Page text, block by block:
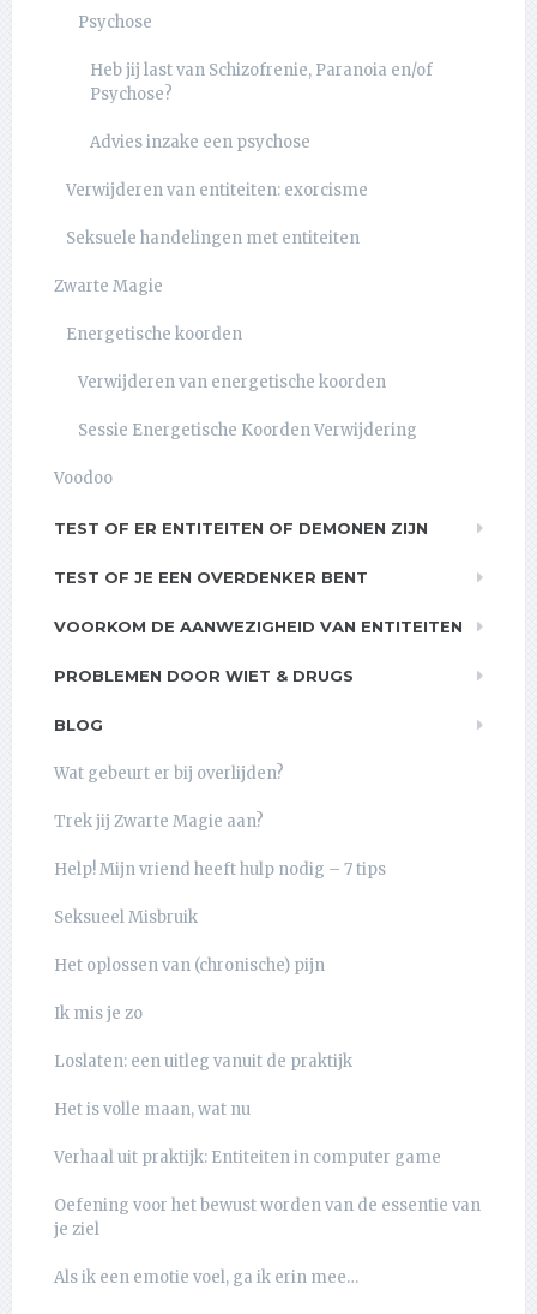
Psychose
Heb jij last van Schizofrenie, Paranoia en/of
Psychose?
Advies inzake een psychose
Verwijderen van entiteiten: exorcisme
Seksuele handelingen met entiteiten
Zwarte Magie
Energetische koorden
Verwijderen van energetische koorden
Sessie Energetische Koorden Verwijdering
Voodoo
TEST OF ER ENTITEITEN OF DEMONEN ZIJN
TEST OF JE EEN OVERDENKER BENT
VOORKOM DE AANWEZIGHEID VAN ENTITEITEN
PROBLEMEN DOOR WIET & DRUGS
BLOG
Wat gebeurt er bij overlijden?
Trek jij Zwarte Magie aan?
Help! Mijn vriend heeft hulp nodig – 7 tips
Seksueel Misbruik
Het oplossen van (chronische) pijn
Ik mis je zo
Loslaten: een uitleg vanuit de praktijk
Het is volle maan, wat nu
Verhaal uit praktijk: Entiteiten in computer game
Oefening voor het bewust worden van de essentie van
je ziel
Als ik een emotie voel, ga ik erin mee…